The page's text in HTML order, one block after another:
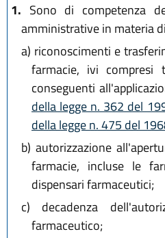
1. Sono di competenza
amministrative in materia
a) riconoscimenti e
farmacie, ivi compresi
conseguenti
della legge n. 362 del
della legge n. 475 del
b) autorizzazione
farmacie, incluse le
dispensari farmaceutici;
c) decadenza
farmaceutico;